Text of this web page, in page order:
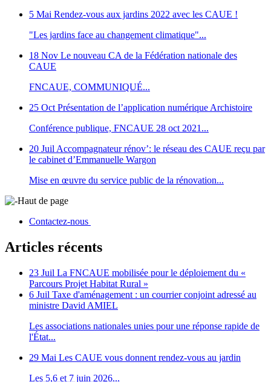
5 Mai Rendez-vous aux jardins 2022 avec les CAUE !
"Les jardins face au changement climatique"...
18 Nov Le nouveau CA de la Fédération nationale des
CAUE
FNCAUE, COMMUNIQUÉ...
25 Oct Présentation de l’application numérique Archistoire
Conférence publique, FNCAUE 28 oct 2021...
20 Juil Accompagnateur rénov’: le réseau des CAUE reçu par
le cabinet d’Emmanuelle Wargon
Mise en œuvre du service public de la rénovation...
Haut de page
Contactez-nous
Articles récents
23 Juil La FNCAUE mobilisée pour le déploiement du «
Parcours Projet Habitat Rural »
6 Juil Taxe d'aménagement : un courrier conjoint adressé au
ministre David AMIEL
Les associations nationales unies pour une réponse rapide de
l'État...
29 Mai Les CAUE vous donnent rendez-vous au jardin
Les 5,6 et 7 juin 2026...